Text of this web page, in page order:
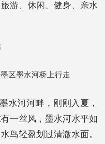
游、休闲、健身、亲水
区墨水河桥上行走
水河河畔，刚刚入夏，
一丝风，墨水河水平如
鸟轻盈划过清澈水面。